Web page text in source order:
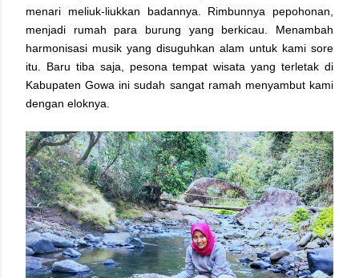
menari meliuk-liukkan badannya. Rimbunnya pepohonan,
menjadi rumah para burung yang berkicau. Menambah
harmonisasi musik yang disuguhkan alam untuk kami sore
itu. Baru tiba saja, pesona tempat wisata yang terletak di
Kabupaten Gowa ini sudah sangat ramah menyambut kami
dengan eloknya.